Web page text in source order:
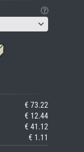
€ 73.22
€ 12.44
€ 41.12
€ 1.11